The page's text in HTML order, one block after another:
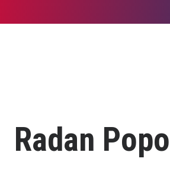
Radan